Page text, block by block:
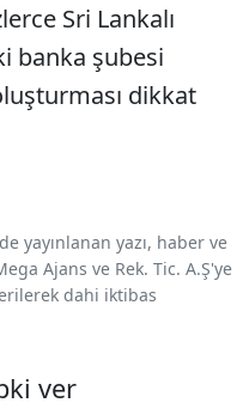
Sri Lankalı
banka şubesi
dikkat
yayınlanan yazı, haber ve
Ajans ve Rek. Tic. A.Ş'ye
dahi iktibas
ver